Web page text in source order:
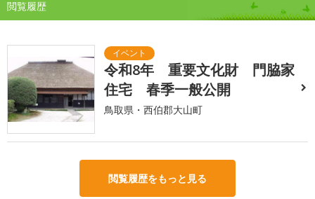
閲覧履歴
令和8年 重要文化財 門脇家
住宅 春季一般公開
鳥取県・西伯郡大山町
閲覧履歴をもっと見る